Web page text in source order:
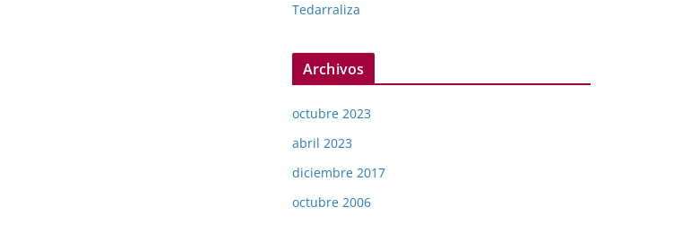
Tedarraliza
Archivos
octubre 2023
abril 2023
diciembre 2017
octubre 2006